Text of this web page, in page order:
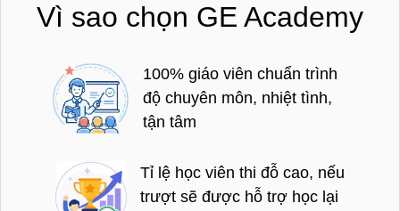
Vì sao chọn GE Academy
100% giáo viên chuẩn trình
độ chuyên môn, nhiệt tình,
tận tâm
Tỉ lệ học viên thi đỗ cao, nếu
trượt sẽ được hỗ trợ học lại